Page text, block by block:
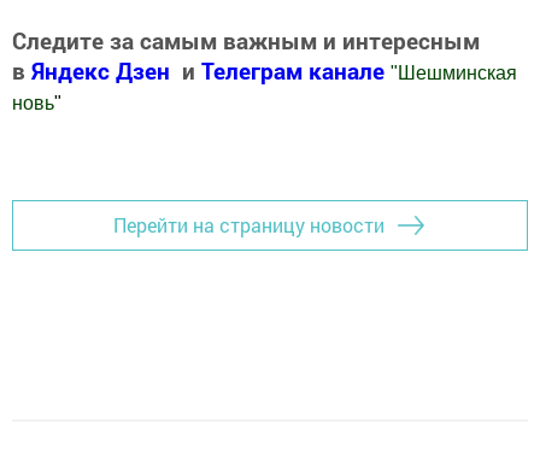
Следите за самым важным и интересным
в Яндекс Дзен и Телеграм канале " Шешминская
новь"
Перейти на страницу новости